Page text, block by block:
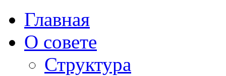
Главная
О совете
Структура